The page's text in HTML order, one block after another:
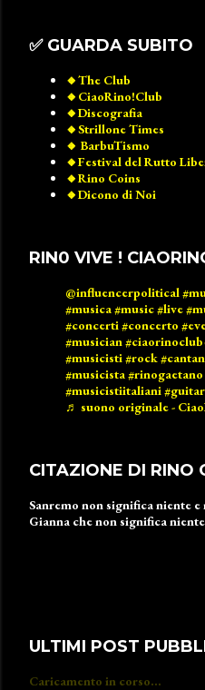
✅️ GUARDA SUBITO
🔸️The Club
🔸️CiaoRino!Club
🔸️Discografia
🔸️Strillone Times
🔸️ BarbuTismo
🔸️Festival del Rutto
🔸️Rino Coins
🔸️Dicono di Noi
RIN0 VIVE !
@influencerpolitical
#musica#music#live
#concerti#concerto
#musician
#musicisti#rock
#musicista#rinogaetano
#musicistiitaliani#guitar
♬ suono originale -
CITAZIONE DI RINO
Sanremo non significa niente
Gianna che non significa
ULTIMI POST
Caricamento in corso...